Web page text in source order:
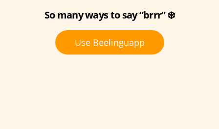
So many ways to say “brrr” ❄️
Use Beelinguapp